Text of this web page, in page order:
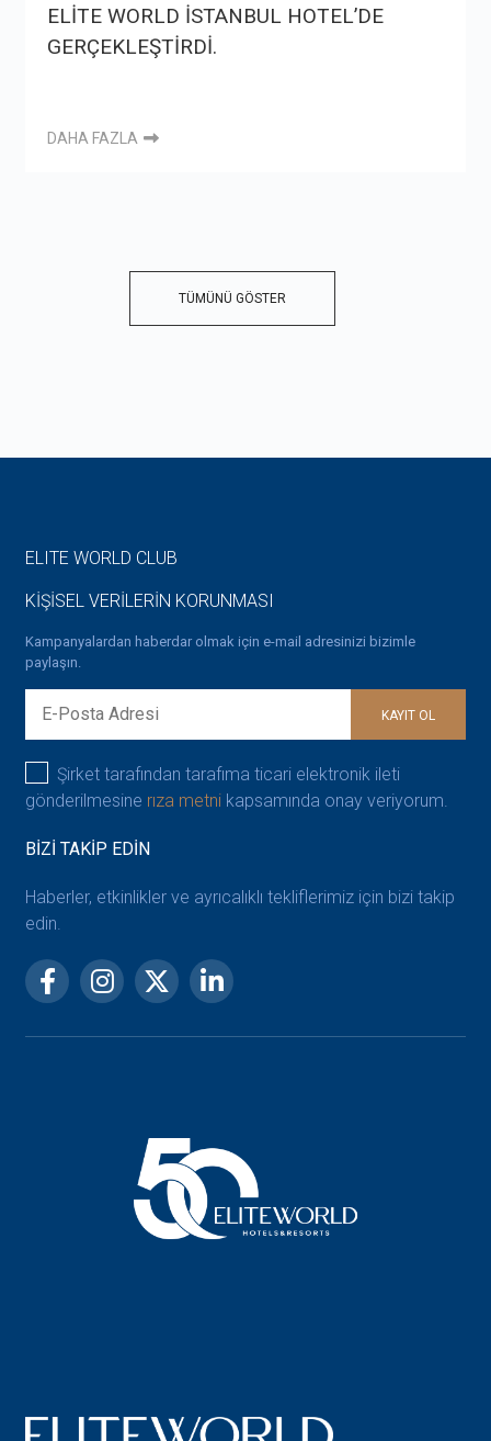
ELİTE WORLD İSTANBUL HOTEL’DE
GERÇEKLEŞTİRDİ.
DAHA FAZLA
TÜMÜNÜ GÖSTER
ELITE WORLD CLUB
KİŞİSEL VERİLERİN KORUNMASI
Kampanyalardan haberdar olmak için e-mail adresinizi bizimle
paylaşın.
KAYIT OL
Şirket tarafından tarafıma ticari elektronik ileti
gönderilmesine rıza metni kapsamında onay veriyorum.
BİZİ TAKİP EDİN
Haberler, etkinlikler ve ayrıcalıklı tekliflerimiz için bizi takip
edin.